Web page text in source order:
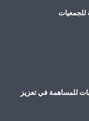
للجمعيات
للمساهمة في تعزيز